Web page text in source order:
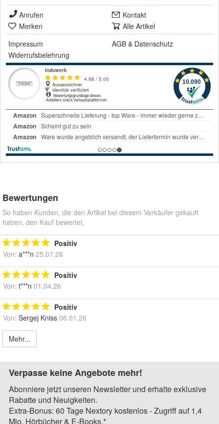
Anrufen
Kontakt
Merken
Alle Artikel
Impressum
AGB & Datenschutz
Widerrufsbelehrung
Bewertungen
So haben Kunden, die den Artikel bei diesem Verkäufer gekauft
haben, den Kauf bewertet.
Positiv
Von: a***n 25.07.26
Positiv
Von: t***n 01.04.26
Positiv
Von: Sergej Kniss 06.01.26
Mehr...
Verpasse keine Angebote mehr!
Abonniere jetzt unseren Newsletter und erhalte exklusive
Rabatte und Neuigkeiten.
Extra-Bonus: 60 Tage Nextory kostenlos - Zugriff auf 1,4
Mio. Hörbücher & E-Books.*